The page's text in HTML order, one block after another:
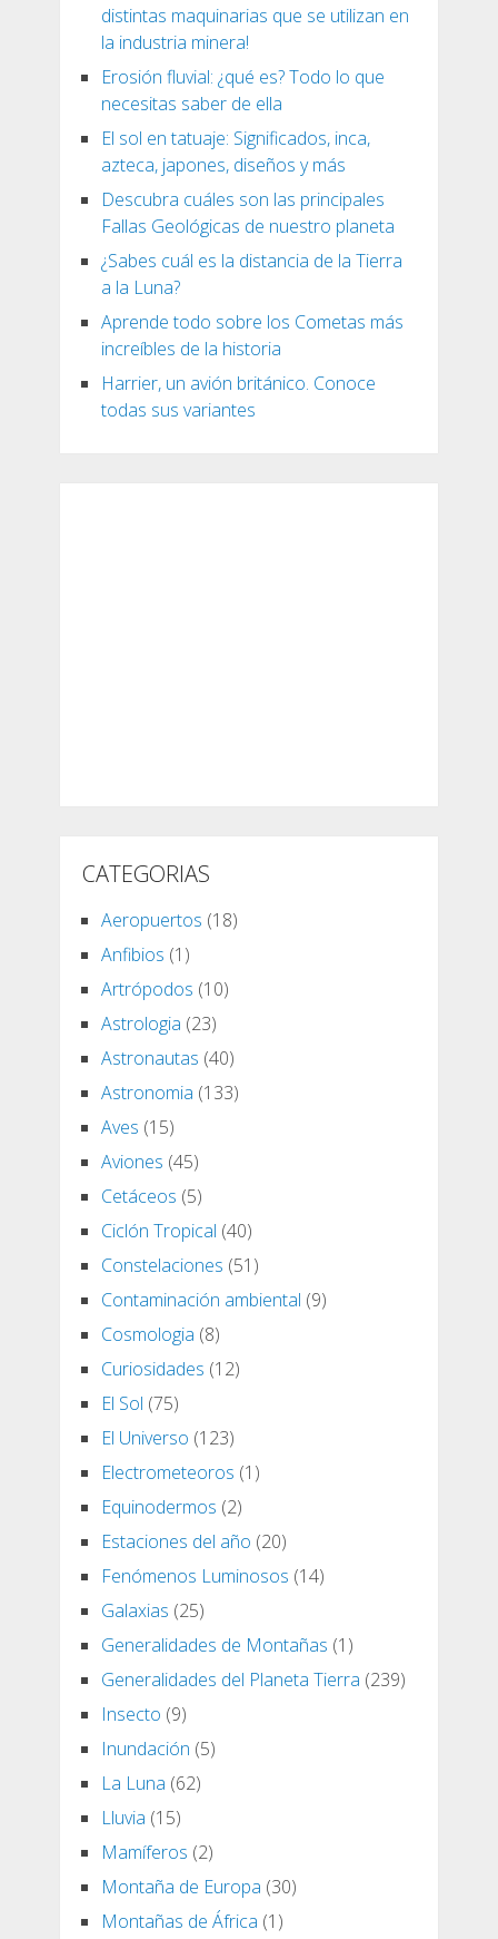
distintas maquinarias que se utilizan en
la industria minera!
Erosión fluvial: ¿qué es? Todo lo que
necesitas saber de ella
El sol en tatuaje: Significados, inca,
azteca, japones, diseños y más
Descubra cuáles son las principales
Fallas Geológicas de nuestro planeta
¿Sabes cuál es la distancia de la Tierra
a la Luna?
Aprende todo sobre los Cometas más
increíbles de la historia
Harrier, un avión británico. Conoce
todas sus variantes
CATEGORIAS
Aeropuertos (18)
Anfibios (1)
Artrópodos (10)
Astrologia (23)
Astronautas (40)
Astronomia (133)
Aves (15)
Aviones (45)
Cetáceos (5)
Ciclón Tropical (40)
Constelaciones (51)
Contaminación ambiental (9)
Cosmologia (8)
Curiosidades (12)
El Sol (75)
El Universo (123)
Electrometeoros (1)
Equinodermos (2)
Estaciones del año (20)
Fenómenos Luminosos (14)
Galaxias (25)
Generalidades de Montañas (1)
Generalidades del Planeta Tierra (239)
Insecto (9)
Inundación (5)
La Luna (62)
Lluvia (15)
Mamíferos (2)
Montaña de Europa (30)
Montañas de África (1)